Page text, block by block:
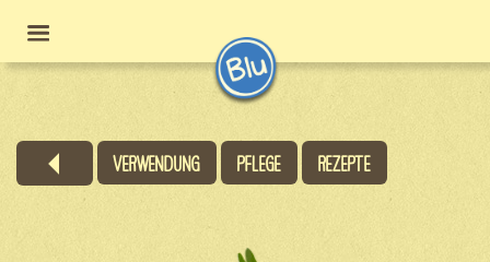
Verwendung Pflege Rezepte